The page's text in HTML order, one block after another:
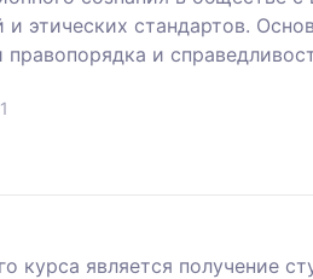
и этических стандартов.
и
курса является получение